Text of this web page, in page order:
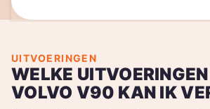
UITVOERINGEN
WELKE
VOLVO V90 KAN IK